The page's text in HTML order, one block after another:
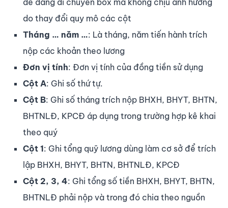
dễ dàng di chuyển box mà không chịu ảnh hưởng
do thay đổi quy mô các cột
Tháng … năm …: Là tháng, năm tiến hành trích
nộp các khoản theo lương
Đơn vị tính: Đơn vị tính của đồng tiền sử dụng
Cột A: Ghi số thứ tự.
Cột B: Ghi số tháng trích nộp BHXH, BHYT, BHTN,
BHTNLĐ, KPCĐ áp dụng trong trường hợp kê khai
theo quý
Cột 1: Ghi tổng quỹ lương dùng làm cơ sở để trích
lập BHXH, BHYT, BHTN, BHTNLĐ, KPCĐ
Cột 2, 3, 4: Ghi tổng số tiền BHXH, BHYT, BHTN,
BHTNLĐ phải nộp và trong đó chia theo nguồn